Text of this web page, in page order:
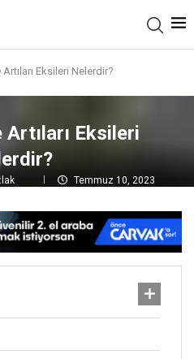
Eksileri Nelerdir?
Eksileri
Temmuz 10, 2023